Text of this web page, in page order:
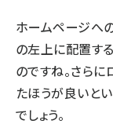
ホームページへ
の左上に配置す
のですね。さらに
たほうが良いと
でしょう。